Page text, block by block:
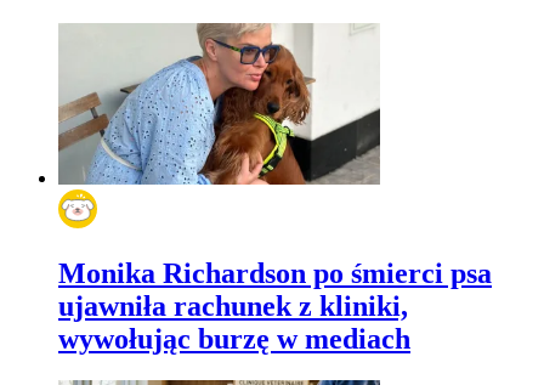
Monika Richardson po śmierci psa
ujawniła rachunek z kliniki,
wywołując burzę w mediach